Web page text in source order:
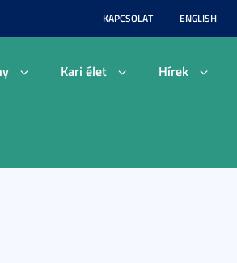
KAPCSOLAT ENGLISH
Kari élet Hírek